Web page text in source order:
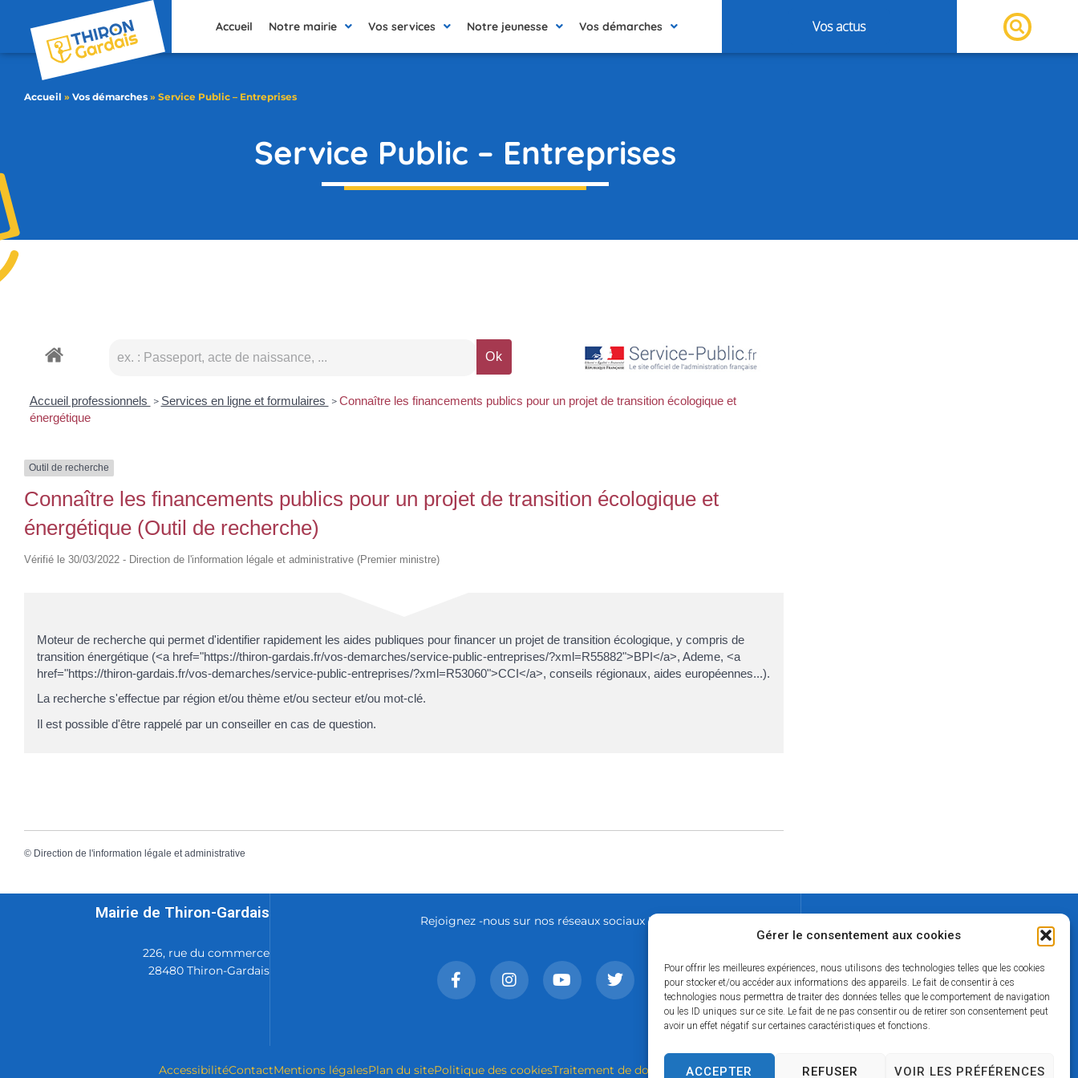
Gérer le consentement aux cookies
Pour offrir les meilleures expériences, nous utilisons des technologies telles que les cookies
pour stocker et/ou accéder aux informations des appareils. Le fait de consentir à ces
technologies nous permettra de traiter des données telles que le comportement de navigation
ou les ID uniques sur ce site. Le fait de ne pas consentir ou de retirer son consentement peut
avoir un effet négatif sur certaines caractéristiques et fonctions.
ACCEPTER REFUSER VOIR LES PRÉFÉRENCES
Accueil Notre mairie Vos services Notre jeunesse Vos démarches Vos actus
Accueil » Vos démarches » Service Public – Entreprises
Service Public – Entreprises
Accueil professionnels > Services en ligne et formulaires > Connaître les financements publics pour un projet de transition écologique et
énergétique
Outil de recherche
Connaître les financements publics pour un projet de transition écologique et
énergétique (Outil de recherche)
Vérifié le 30/03/2022 - Direction de l'information légale et administrative (Premier ministre)
Moteur de recherche qui permet d'identifier rapidement les aides publiques pour financer un projet de transition écologique, y compris de
transition énergétique (<a href="https://thiron-gardais.fr/vos-demarches/service-public-entreprises/?xml=R55882">BPI</a>, Ademe, <a
href="https://thiron-gardais.fr/vos-demarches/service-public-entreprises/?xml=R53060">CCI</a>, conseils régionaux, aides européennes...).
La recherche s'effectue par région et/ou thème et/ou secteur et/ou mot-clé.
Il est possible d'être rappelé par un conseiller en cas de question.
© Direction de l'information légale et administrative
Mairie de Thiron-Gardais
226, rue du commerce
28480 Thiron-Gardais
Rejoignez -nous sur nos réseaux sociaux !
lamairie@mairie-thiron-gardais.fr
AccessibilitéContactMentions légalesPlan du sitePolitique des cookiesTraitement de données personnelles